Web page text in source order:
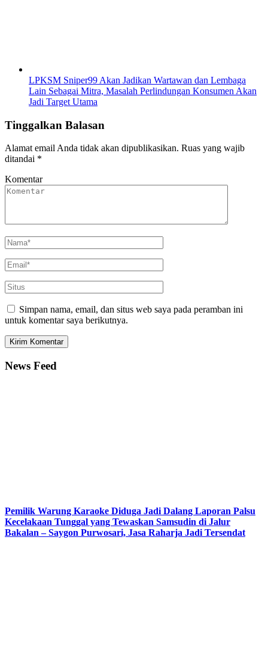
LPKSM Sniper99 Akan Jadikan Wartawan dan Lembaga
Lain Sebagai Mitra, Masalah Perlindungan Konsumen Akan
Jadi Target Utama
Tinggalkan Balasan
Alamat email Anda tidak akan dipublikasikan. Ruas yang wajib
ditandai *
Komentar
Simpan nama, email, dan situs web saya pada peramban ini
untuk komentar saya berikutnya.
News Feed
Pemilik Warung Karaoke Diduga Jadi Dalang Laporan Palsu
Kecelakaan Tunggal yang Tewaskan Samsudin di Jalur
Bakalan – Saygon Purwosari, Jasa Raharja Jadi Tersendat